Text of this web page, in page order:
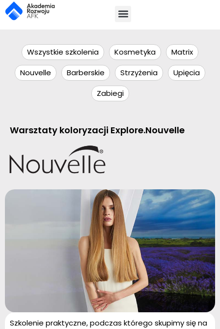
Wszystkie szkolenia Kosmetyka
Matrix
Nouvelle
Barberskie Strzyżenia
Upięcia
Zabiegi
Warsztaty koloryzacji Explore.Nouvelle
Szkolenie praktyczne, podczas którego skupimy się na